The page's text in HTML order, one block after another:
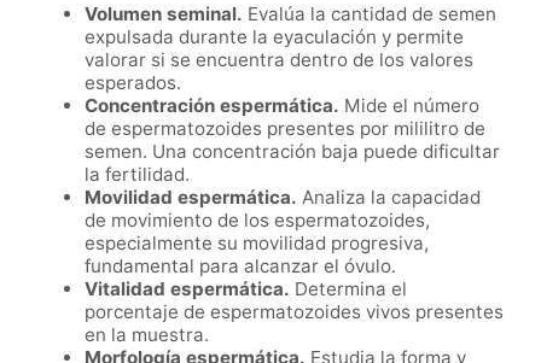
Volumen seminal. Evalúa la cantidad de semen
expulsada durante la eyaculación y permite
valorar si se encuentra dentro de los valores
esperados.
Concentración espermática. Mide el número
de espermatozoides presentes por mililitro de
semen. Una concentración baja puede dificultar
la fertilidad.
Movilidad espermática. Analiza la capacidad
de movimiento de los espermatozoides,
especialmente su movilidad progresiva,
fundamental para alcanzar el óvulo.
Vitalidad espermática. Determina el
porcentaje de espermatozoides vivos presentes
en la muestra.
Morfología espermática. Estudia la forma y